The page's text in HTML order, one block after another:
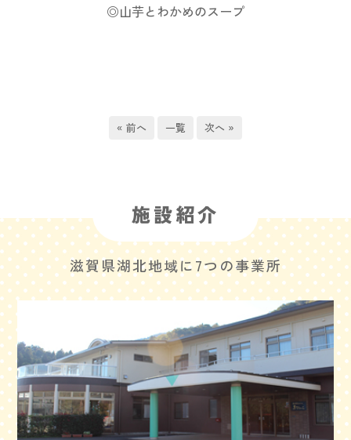
◎山芋とわかめのスープ
« 前へ 一覧 次へ »
施設紹介
滋賀県湖北地域に7つの事業所